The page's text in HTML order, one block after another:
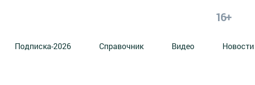
16+
Подписка-2026 Справочник Видео Новости